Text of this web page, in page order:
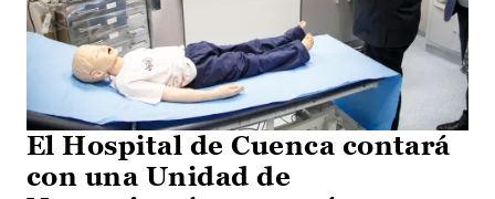
El Hospital de Cuenca contará
con una Unidad de